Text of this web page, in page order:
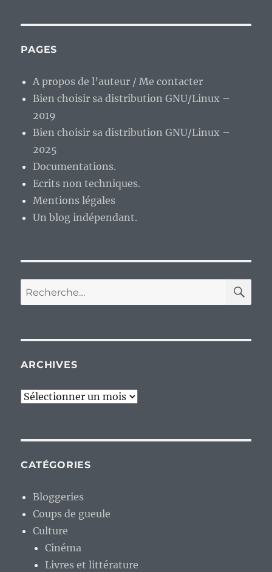
des
années
PAGES
A propos de l’auteur / Me contacter
Bien choisir sa distribution GNU/Linux –
2019
Bien choisir sa distribution GNU/Linux –
2025
Documentations.
Ecrits non techniques.
Mentions légales
Un blog indépendant.
Recherche
pour :
ARCHIVES
Archives
CATÉGORIES
Bloggeries
Coups de gueule
Culture
Cinéma
Livres et littérature